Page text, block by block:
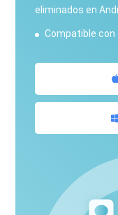
eliminados en
Compatible con